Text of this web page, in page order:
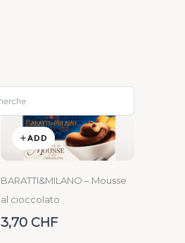
ADD
BARATTI&MILANO – Mousse
al cioccolato
3,70 CHF